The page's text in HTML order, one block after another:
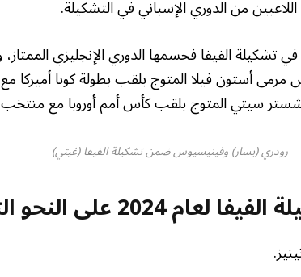
في تشكيلة الفيفا فحسمها الدوري الإنجليزي
مرمى أستون فيلا المتوج بلقب بطولة كوبا أميركا
سيتي المتوج بلقب كأس أمم أوروبا مع منتخب
رودري (يسار) وفينيسيوس ضمن تشكيلة الفيفا (غيتي)
2024 على النحو التالي: